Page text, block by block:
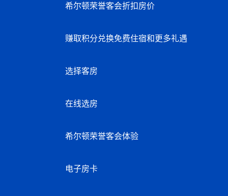
希尔顿荣誉客会折扣房价
赚取积分兑换免费住宿和更多礼遇
选择客房
在线选房
希尔顿荣誉客会体验
电子房卡